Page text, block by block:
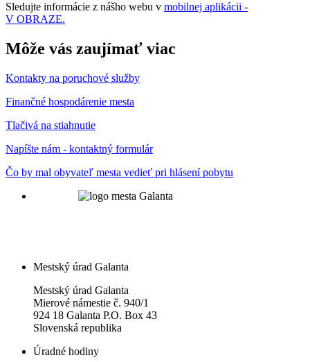
Sledujte informácie z nášho webu v mobilnej aplikácii -
V OBRAZE.
Môže vás zaujímať viac
Kontakty na poruchové služby
Finančné hospodárenie mesta
Tlačivá na stiahnutie
Napíšte nám - kontaktný formulár
Čo by mal obyvateľ mesta vedieť pri hlásení pobytu
Mestský úrad Galanta
Mestský úrad Galanta
Mierové námestie č. 940/1
924 18 Galanta P.O. Box 43
Slovenská republika
Úradné hodiny